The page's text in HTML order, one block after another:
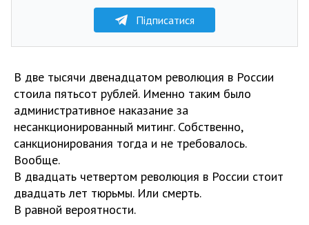
Підписатися
В две тысячи двенадцатом революция в России
стоила пятьсот рублей. Именно таким было
административное наказание за
несанкционированный митинг. Собственно,
санкционирования тогда и не требовалось.
Вообще.
В двадцать четвертом революция в России стоит
двадцать лет тюрьмы. Или смерть.
В равной вероятности.